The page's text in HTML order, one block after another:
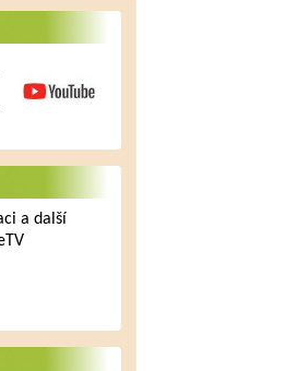
a další